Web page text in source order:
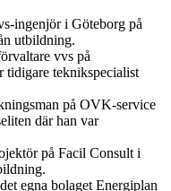
ingenjör i Göteborg på
utbildning.
vvs på
tidigare teknikspecialist
på OVK-service
där han var
på Facil Consult i
egna bolaget Energiplan